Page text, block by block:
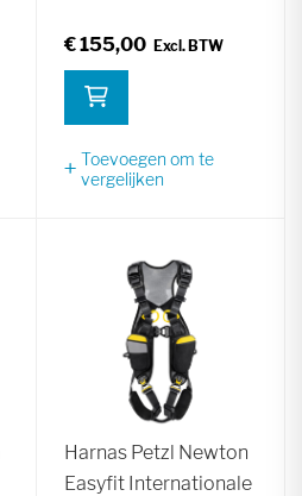
€ 155,00
Toevoegen om te
vergelijken
Harnas Petzl Newton
Easyfit Internationale